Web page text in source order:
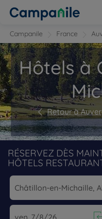
Campanile France
Hôtels à
Retour à
RÉSERVEZ DÈS
HÔTELS